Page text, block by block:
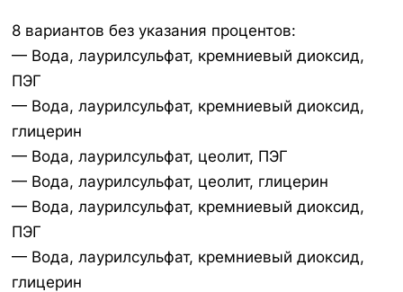
8 вариантов без указания процентов:
— Вода, лаурилсульфат, кремниевый диоксид,
ПЭГ
— Вода, лаурилсульфат, кремниевый диоксид,
глицерин
— Вода, лаурилсульфат, цеолит, ПЭГ
— Вода, лаурилсульфат, цеолит, глицерин
— Вода, лаурилсульфат, кремниевый диоксид,
ПЭГ
— Вода, лаурилсульфат, кремниевый диоксид,
глицерин